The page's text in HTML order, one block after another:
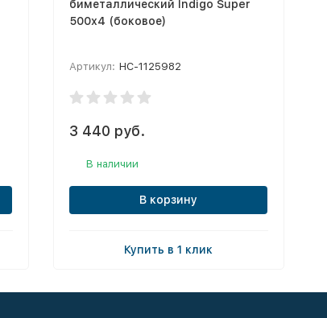
биметаллический Indigo Super
500х4 (боковое)
Артикул: НС-1125982
3 440 руб.
В наличии
В корзину
Купить в 1 клик